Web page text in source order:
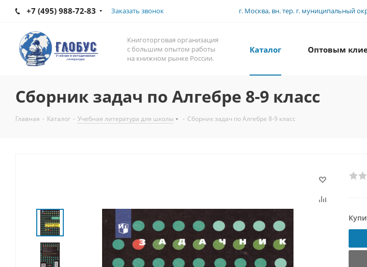
+7 (495) 988-72-83 Заказать звонок г. Москва, вн. тер. г. муниципальный
Книготорговая организация
с большим опытом работы
на книжном рынке России.
Каталог Оптовым
Сборник задач по Алгебре 8-9 класс
Главная - Каталог - Учебная литература для школы - Сборник задач по Алгебре 8-9 класс